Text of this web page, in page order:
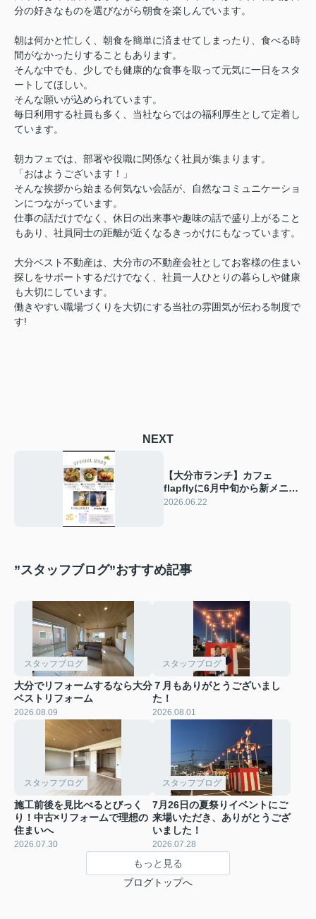
分の好きなものを選びながら朝食を楽しんでいます。
朝は何かと忙しく、朝食を簡単に済ませてしまったり、食べる時
間がなかったりすることもあります。
そんな中でも、少しでも健康的な食事を取って元気に一日をスタ
ートしてほしい。
そんな願いが込められています。
毎日利用する社員も多く、当社ならではの福利厚生として定着し
ています。
朝カフェでは、部署や役職に関係なく社員が集まります。
「おはようございます！」
そんな挨拶から始まる何気ない会話が、自然なコミュニケーショ
ンにつながっています。
仕事の話だけでなく、休日の出来事や趣味の話で盛り上がること
もあり、社員同士の距離が近くなるきっかけにもなっています。
大分ベスト不動産は、大分市の不動産会社としてお客様の住まい
探しをサポートするだけでなく、社員一人ひとりの暮らしや健康
も大切にしています。
働きやすい職場づくりを大切にする当社の雰囲気が伝わる制度で
す!
NEXT
【大分市ランチ】カフェ
flapflyに6月中旬から新メニュ
ーが登場！人気カフェの注目
2026.06.22
”スタッフブログ”おすすめ記事
スタッフブログ
大分でリフォームするなら大分
ベストリフォーム
2026.08.09
スタッフブログ
７月もありがとうございまし
た！
2026.08.01
スタッフブログ
施工前後を見比べるとびっく
り！中古×リフォームで理想の
住まいへ
2026.07.30
スタッフブログ
7月26日の夏祭りイベントにご
来場いただき、ありがとうござ
いました！
2026.07.28
もっと見る
ブログトップへ